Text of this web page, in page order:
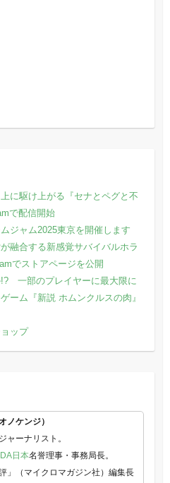
に駆け上がる『セナとペグと不
で配信開始
ジャム2025東京を開催します
融合する新感覚サバイバルホラ
でストアページを公開
!? 一部のプレイヤーに最大限に
ーム『新説 ホムンクルスの肉』
ップ
ノケンジ）
ャーナリスト。
日本名誉理事・事務局長。
」（マイクロマガジン社）編集長